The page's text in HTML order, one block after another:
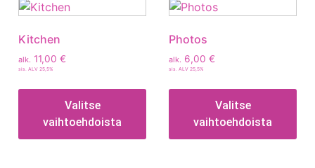
Kitchen
alk. 11,00 €
sis. ALV 25,5%
Valitse
vaihtoehdoista
Photos
alk. 6,00 €
sis. ALV 25,5%
Valitse
vaihtoehdoista